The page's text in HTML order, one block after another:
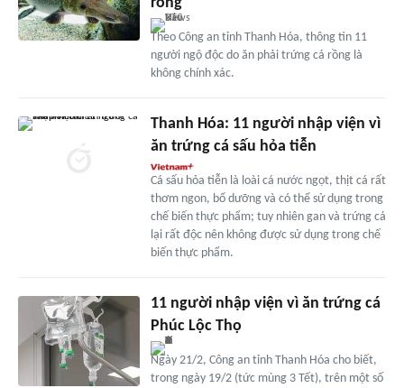
Theo Công an tỉnh Thanh Hóa, thông tin 11
người ngộ độc do ăn phải trứng cá rồng là
không chính xác.
Thanh Hóa: 11 người nhập viện vì
ăn trứng cá sấu hỏa tiễn
Cá sấu hỏa tiễn là loài cá nước ngọt, thịt cá rất
thơm ngon, bổ dưỡng và có thể sử dụng trong
chế biến thực phẩm; tuy nhiên gan và trứng cá
lại rất độc nên không được sử dụng trong chế
biến thực phẩm.
11 người nhập viện vì ăn trứng cá
Phúc Lộc Thọ
Ngày 21/2, Công an tỉnh Thanh Hóa cho biết,
trong ngày 19/2 (tức mùng 3 Tết), trên một số